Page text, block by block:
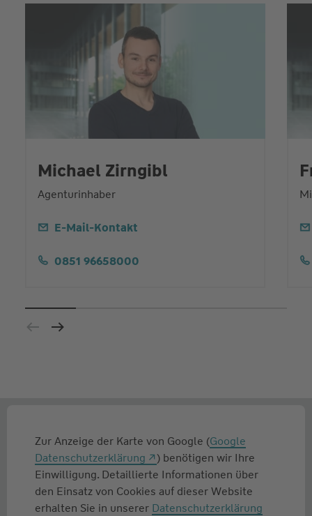
Michael Zirngibl
Agenturinhaber
E-Mail-Kontakt
0851 96658000
Zur Anzeige der Karte von Google (Google
Datenschutzerklärung
) benötigen wir Ihre
Einwilligung. Detaillierte Informationen über
den Einsatz von Cookies auf dieser Website
erhalten Sie in unserer Datenschutzerklärung